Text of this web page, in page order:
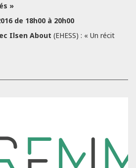
»
de 18h00 à 20h00
Ilsen About (EHESS) : « Un récit